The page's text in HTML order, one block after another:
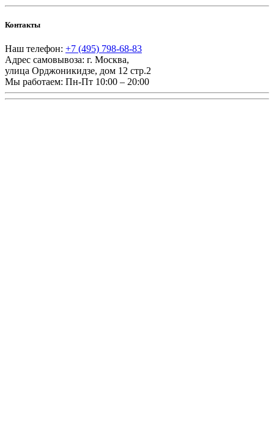
Контакты
Наш телефон: +7 (495) 798-68-83
Адрес самовывоза: г. Москва,
улица Орджоникидзе, дом 12 стр.2
Мы работаем: Пн-Пт 10:00 – 20:00